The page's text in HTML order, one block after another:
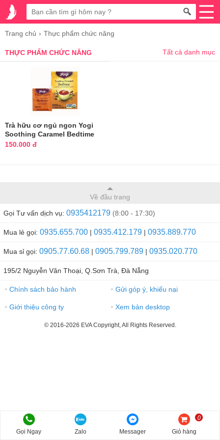
Trang chủ Thực phẩm chức năng
THỰC PHẨM CHỨC NĂNG Tất cả danh mục
Trà hữu cơ ngủ ngon Yogi
Soothing Caramel Bedtime
của Mỹ
150.000 đ
Về đầu trang
Gọi Tư vấn dịch vụ: 0935412179 (8:00 - 17:30)
Mua lẻ gọi: 0935.655.700 | 0935.412.179 | 0935.889.770
Mua sỉ gọi: 0905.77.60.68 | 0905.799.789 | 0935.020.770
195/2 Nguyễn Văn Thoại, Q.Sơn Trà, Đà Nẵng
● Chính sách bảo hành ● Gửi góp ý, khiếu nại
● Giới thiệu công ty ● Xem bản desktop
© 2016-2026 EVA Copyright, All Rights Reserved.
Gọi Ngay Zalo Messager Giỏ hàng
0